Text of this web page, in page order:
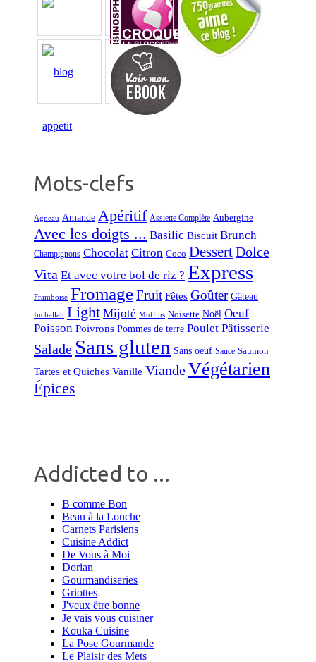
Mots-clefs
Agneau Amande Apéritif Assiette Complète Aubergine
Avec les doigts ... Basilic Biscuit Brunch
Champignons Chocolat Citron Coco DessertDolce
Vita Et avec votre bol de riz ? Express
Framboise FromageFruit Fêtes Goûter Gâteau
Inchallah Light Mijoté Muffins Noisette Noël Oeuf
Poisson Poivrons Pommes de terre Poulet Pâtisserie
Salade Sans gluten Sans oeuf Sauce Saumon
Tartes et Quiches Vanille ViandeVégétarien
Épices
Addicted to ...
B comme Bon
Beau à la Louche
Carnets Parisiens
Cuisine Addict
De Vous à Moi
Dorian
Gourmandiseries
Griottes
J'veux être bonne
Je vais vous cuisiner
Kouka Cuisine
La Pose Gourmande
Le Plaisir des Mets